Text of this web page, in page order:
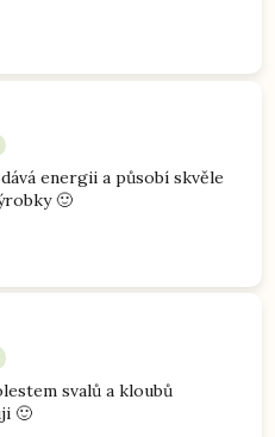
energii a působí skvěle
🙂
svalů a kloubů
🙂